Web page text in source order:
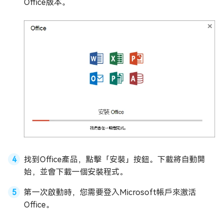
Office版本。
找到Office產品，點擊「安裝」按鈕。下載將自動開
始，並會下載一個安裝程式。
第一次啟動時，您需要登入Microsoft帳戶來激活
Office。